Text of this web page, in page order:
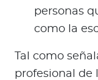
personas
como la
Tal como
profesional de